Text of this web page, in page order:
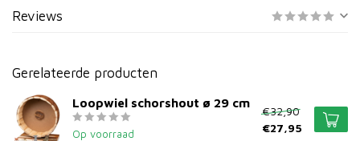
Reviews
Gerelateerde producten
Loopwiel schorshout ø 29 cm
Op voorraad
€32,90
€27,95